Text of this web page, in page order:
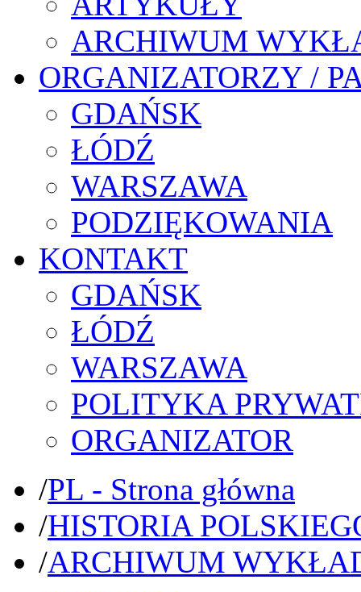
ARCHIWUM
ORGANIZATORZY /
GDAŃSK
ŁÓDŹ
WARSZAWA
PODZIĘKOWANIA
KONTAKT
GDAŃSK
ŁÓDŹ
WARSZAWA
POLITYKA
ORGANIZATOR
/PL - Strona główna
/HISTORIA
/ARCHIWUM